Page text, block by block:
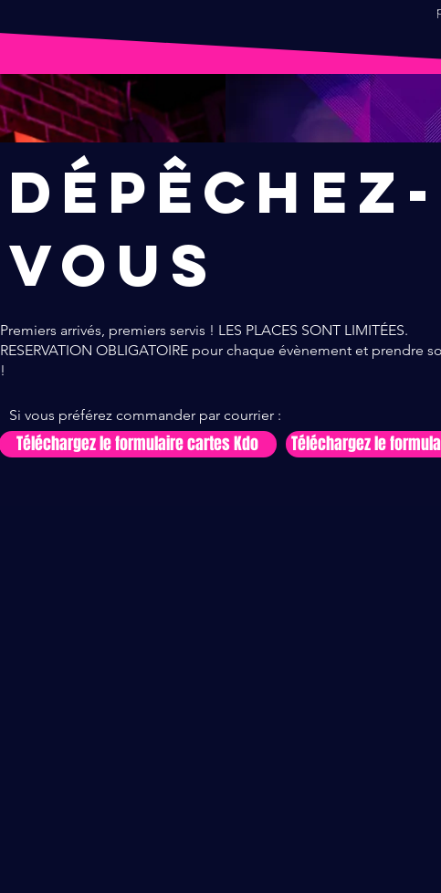
Dépêchez-
vous
Premiers arrivés, premiers servis ! LES PLACES SONT LIMITÉES.
RESERVATION OBLIGATOIRE pour chaque évènement et prendre
!
Si vous préférez commander par courrier :
Téléchargez le formulaire cartes Kdo Téléchargez le